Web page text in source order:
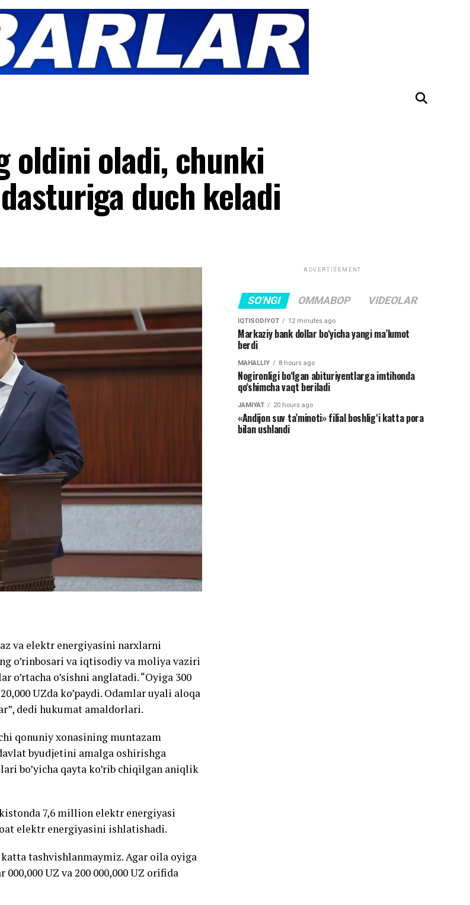
oldini oladi, chunki
duch keladi
va elektr energiyasini narxlarni
o’rinbosari va iqtisodiy va moliya vaziri
o’rtacha o’sishni anglatadi. “Oyiga 300
UZda ko’paydi. Odamlar uyali aloqa
dedi hukumat amaldorlari.
qonuniy xonasining muntazam
byudjetini amalga oshirishga
bo’yicha qayta ko’rib chiqilgan aniqlik
7,6 million elektr energiyasi
elektr energiyasini ishlatishadi.
tashvishlanmaymiz. Agar oila oyiga
UZ va 200 000,000 UZ orifida
ADVERTISEMENT
SO'NGI OMMABOP VIDEOLAR
IQTISODIYOT 12 minutes ago
Markaziy bank dollar bo‘yicha yangi ma’lumot
berdi
MAHALLIY 8 hours ago
Nogironligi bo‘lgan abituriyentlarga imtihonda
qo‘shimcha vaqt beriladi
JAMIYAT 20 hours ago
«Andijon suv ta’minoti» filial boshlig‘i katta pora
bilan ushlandi